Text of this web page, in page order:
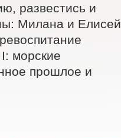
развестись и
Милана и Елисей
морские
прошлое и